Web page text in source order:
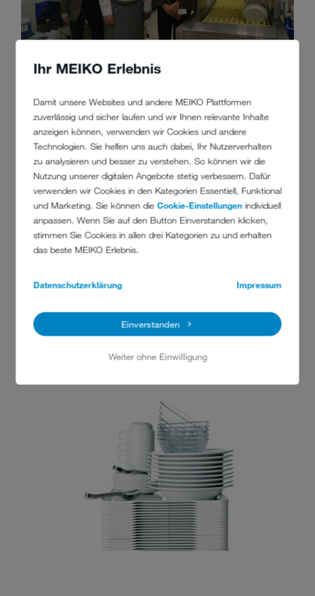
Ihr MEIKO Erlebnis
Damit unsere Websites und andere MEIKO Plattformen
zuverlässig und sicher laufen und wir Ihnen relevante Inhalte
anzeigen können, verwenden wir Cookies und andere
Technologien. Sie helfen uns auch dabei, Ihr Nutzerverhalten
zu analysieren und besser zu verstehen. So können wir die
Nutzung unserer digitalen Angebote stetig verbessern. Dafür
verwenden wir Cookies in den Kategorien Essentiell, Funktional
und Marketing. Sie können dieCookie-Einstellungenindividuell
anpassen. Wenn Sie auf den Button Einverstanden klicken,
stimmen Sie Cookies in allen drei Kategorien zu und erhalten
das beste MEIKO Erlebnis.
Datenschutzerklärung Impressum
Einverstanden
Weiter ohne Einwilligung
KONTAKT
10115 Berlin
Telefon: (030) 81 82 22